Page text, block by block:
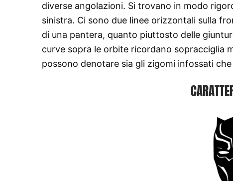
diverse angolazioni. Si trovano in modo
sinistra. Ci sono due linee orizzontali sulla
di una pantera, quanto piuttosto delle
curve sopra le orbite ricordano sopracciglia
possono denotare sia gli zigomi infossati